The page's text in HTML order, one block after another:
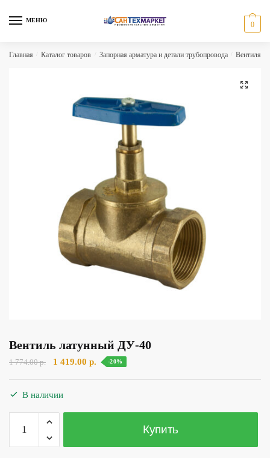
МЕНЮ
0
Главная Каталог товаров Запорная арматура и детали трубопровода Вентиля
🔍
Вентиль латунный ДУ-40
1 774.00р.
Первоначальная
774.00 р..
1 419.00 р. Текущая
-20%
В наличии
Количество
товара
Вентиль
Купить